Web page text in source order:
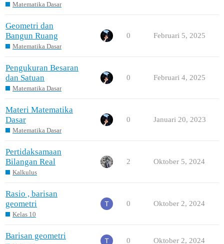
Matematika Dasar
Geometri dan
Bangun Ruang
Matematika Dasar
0 Februari 5, 2025
Pengukuran Besaran
dan Satuan
Matematika Dasar
0 Februari 4, 2025
Materi Matematika
Dasar
Matematika Dasar
0 Januari 20, 2023
Pertidaksamaan
Bilangan Real
Kalkulus
2 Oktober 5, 2024
Rasio , barisan
geometri
Kelas 10
0 Oktober 2, 2024
Barisan geometri 0 Oktober 2, 2024